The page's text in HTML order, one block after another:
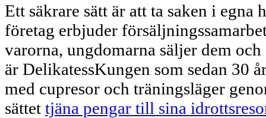
Ett säkrare sätt är att ta saken i
företag erbjuder
varorna, ungdomarna säljer dem
är DelikatessKungen som sedan 30
med cupresor och träningsläger
sättet tjäna pengar till sina